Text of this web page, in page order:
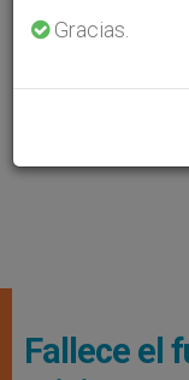
Fallece el
Gracias.